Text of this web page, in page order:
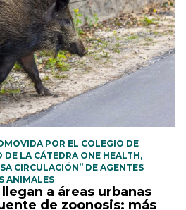
POR EL COLEGIO DE
DE LA CÁTEDRA ONE HEALTH,
CIRCULACIÓN” DE AGENTES
ANIMALES
a áreas urbanas
de zoonosis: más